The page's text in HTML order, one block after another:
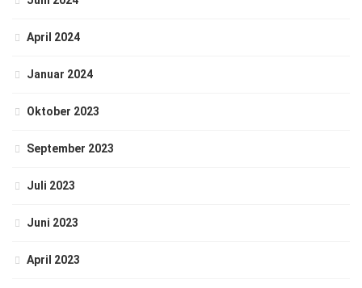
April 2024
Januar 2024
Oktober 2023
September 2023
Juli 2023
Juni 2023
April 2023